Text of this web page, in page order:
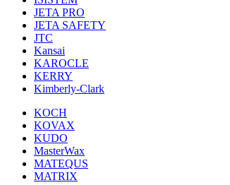
JETA PRO
JETA SAFETY
JTC
Kansai
KAROCLE
KERRY
Kimberly-Clark
KOCH
KOVAX
KUDO
MasterWax
MATEQUS
MATRIX